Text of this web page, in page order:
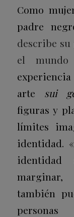
Como
padre
describe
el mundo
arte sui
figuras y
límites
identidad.
también